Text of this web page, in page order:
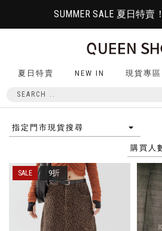
SUMMER SALE 夏日特賣
夏日特賣 NEW IN 現貨專區
指定門市現貨搜尋
購買人
9折